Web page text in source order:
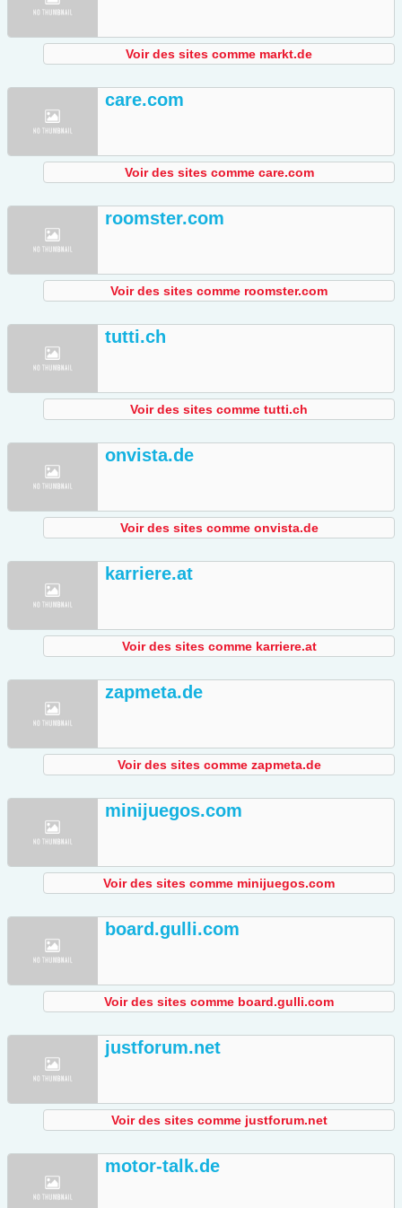
Voir des sites comme markt.de
care.com
Voir des sites comme care.com
roomster.com
Voir des sites comme roomster.com
tutti.ch
Voir des sites comme tutti.ch
onvista.de
Voir des sites comme onvista.de
karriere.at
Voir des sites comme karriere.at
zapmeta.de
Voir des sites comme zapmeta.de
minijuegos.com
Voir des sites comme minijuegos.com
board.gulli.com
Voir des sites comme board.gulli.com
justforum.net
Voir des sites comme justforum.net
motor-talk.de